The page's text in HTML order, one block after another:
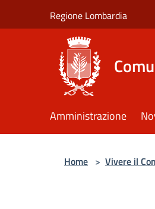
Regione Lombardia
Amministrazione
Home > Vivere il